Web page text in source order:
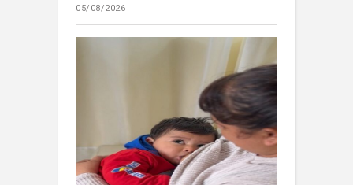
05/08/2026